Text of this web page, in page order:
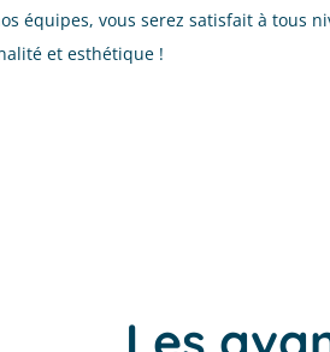
équipes, vous serez satisfait à tous
et esthétique !